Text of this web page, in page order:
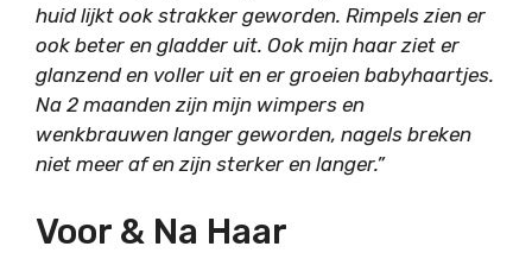
huid lijkt ook strakker geworden. Rimpels zien er
ook beter en gladder uit. Ook mijn haar ziet er
glanzend en voller uit en er groeien babyhaartjes.
Na 2 maanden zijn mijn wimpers en
wenkbrauwen langer geworden, nagels breken
niet meer af en zijn sterker en langer.”
Voor & Na Haar